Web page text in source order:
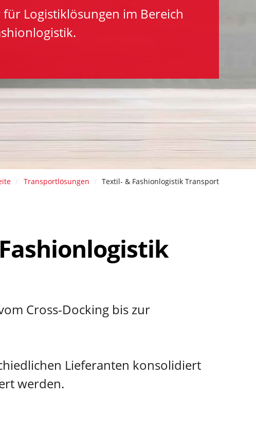
Logistiklösungen im Bereich
Transportlösungen Textil- & Fashionlogistik Transport
Cross-Docking bis zur
Lieferanten konsolidiert
werden.